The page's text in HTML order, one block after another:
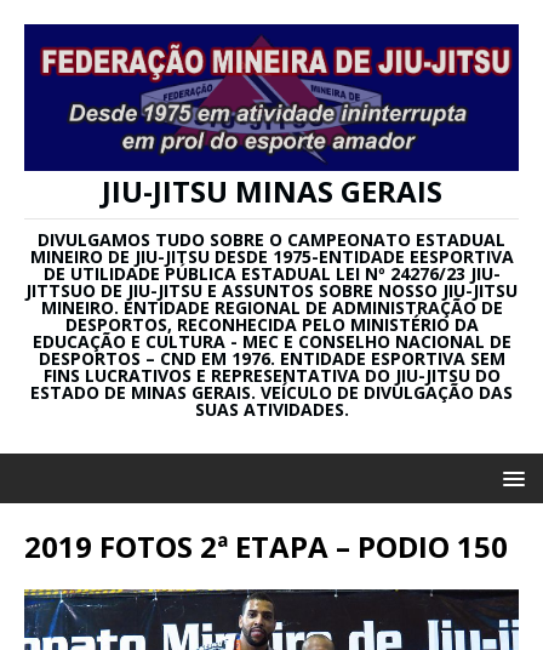
JIU-JITSU MINAS GERAIS
DIVULGAMOS TUDO SOBRE O CAMPEONATO ESTADUAL
MINEIRO DE JIU-JITSU DESDE 1975-ENTIDADE EESPORTIVA
DE UTILIDADE PÚBLICA ESTADUAL LEI Nº 24276/23 JIU-
JITTSUO DE JIU-JITSU E ASSUNTOS SOBRE NOSSO JIU-JITSU
MINEIRO. ENTIDADE REGIONAL DE ADMINISTRAÇÃO DE
DESPORTOS, RECONHECIDA PELO MINISTÉRIO DA
EDUCAÇÃO E CULTURA - MEC E CONSELHO NACIONAL DE
DESPORTOS – CND EM 1976. ENTIDADE ESPORTIVA SEM
FINS LUCRATIVOS E REPRESENTATIVA DO JIU-JITSU DO
ESTADO DE MINAS GERAIS. VEÍCULO DE DIVULGAÇÃO DAS
SUAS ATIVIDADES.
2019 FOTOS 2ª ETAPA – PODIO 150